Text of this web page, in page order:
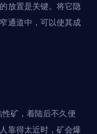
放置是关键。将它隐
通道中，可以使其成
矿，着陆后不久便
靠得太近时，矿会爆